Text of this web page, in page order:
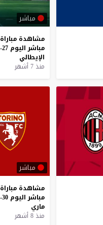
مباشر
مشاهدة مباراة
مباشر اليوم 27-12-2025
الإيطالي
منذ 7 أشهر
مباشر
مشاهدة مباراة
مباشر اليوم 30-11-2025
ماري
منذ 8 أشهر